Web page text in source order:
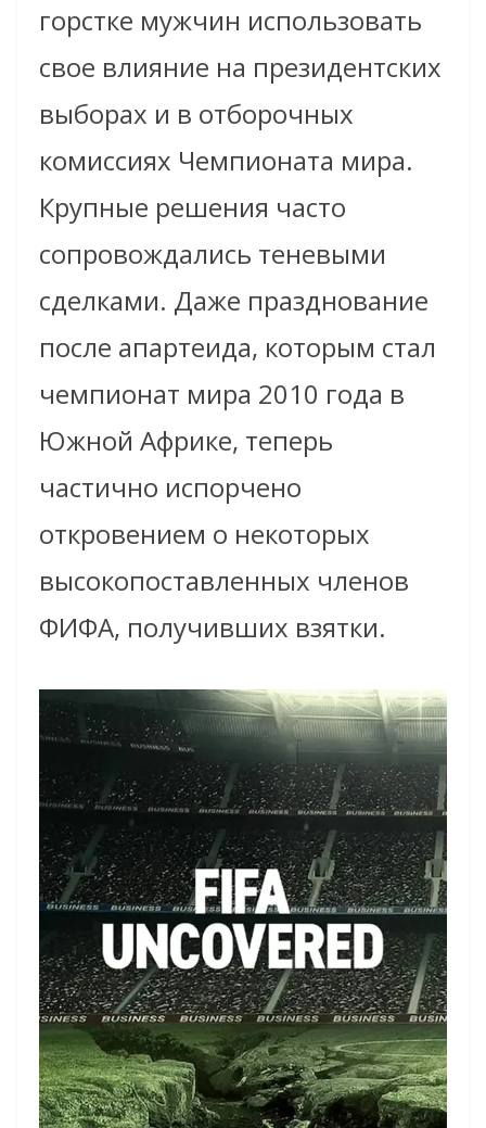
горстке мужчин использовать
свое влияние на президентских
выборах и в отборочных
комиссиях Чемпионата мира.
Крупные решения часто
сопровождались теневыми
сделками. Даже празднование
после апартеида, которым стал
чемпионат мира 2010 года в
Южной Африке, теперь
частично испорчено
откровением о некоторых
высокопоставленных членов
ФИФА, получивших взятки.